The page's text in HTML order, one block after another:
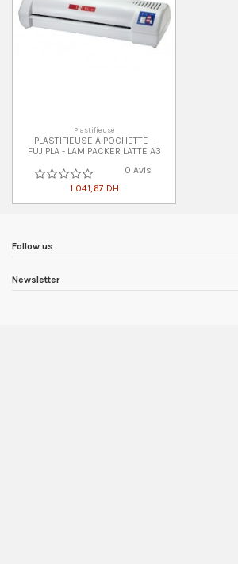
Plastifieuse
PLASTIFIEUSE A POCHETTE -
FUJIPLA - LAMIPACKER LATTE A3
0 Avis
1 041,67 DH
Follow us
Newsletter